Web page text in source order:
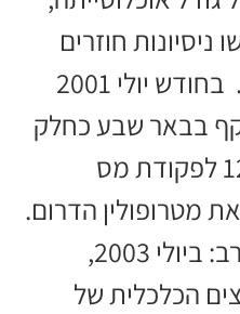
חוזרים
להשיב לה את ההטבות. בחודש יולי 2001
בבאר שבע כחלק
מ"חוק הנגב" (תיקון 125 לפקודת מס
מטרופולין הדרום.
בעדנה לא נמשכה זמן רב: ביולי 2003,
הכלכלית של